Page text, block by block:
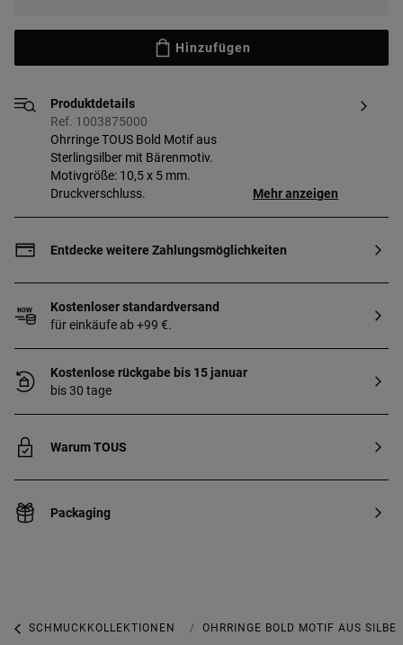
Hinzufügen
Produktdetails
Ref. 1003875000
Ohrringe TOUS Bold Motif aus
Sterlingsilber mit Bärenmotiv.
Motivgröße: 10,5 x 5 mm.
Druckverschluss.
Mehr anzeigen
Entdecke weitere Zahlungsmöglichkeiten
Kostenloser standardversand
für einkäufe ab +99 €.
Kostenlose rückgabe bis 15 januar
bis 30 tage
Warum TOUS
Packaging
SCHMUCKKOLLEKTIONEN BOLD MOTIF KOLLEKTION
OHRRINGE BOLD MOTIF AUS